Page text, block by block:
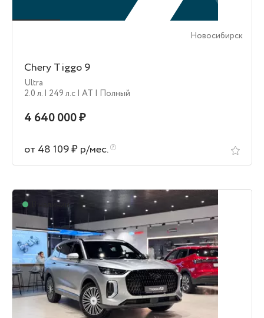
Новосибирск
Chery Tiggo 9
Ultra
2.0 л. | 249 л.c | AT | Полный
4 640 000 ₽
от 48 109 ₽ р/мес.
В наличии